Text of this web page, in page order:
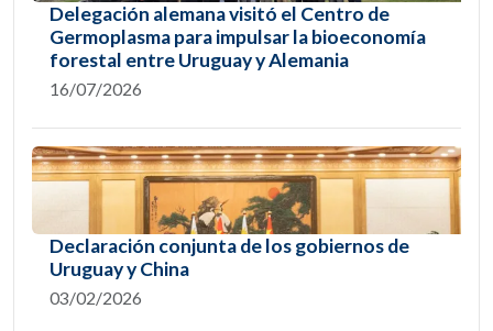
Delegación alemana visitó el Centro de
Germoplasma para impulsar la bioeconomía
forestal entre Uruguay y Alemania
16/07/2026
Declaración conjunta de los gobiernos de
Uruguay y China
03/02/2026